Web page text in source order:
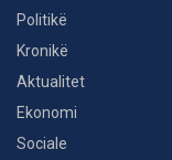
Politikë
Kronikë
Aktualitet
Ekonomi
Sociale